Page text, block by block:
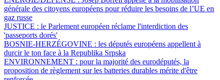
générale des citoyens européens pour réduire les besoins de l’UE en
gaz russe
JUSTICE : le Parlement européen réclame l'interdiction des
'passeports dorés'
BOSNIE-HERZÉGOVINE : les députés européens appellent à
durcir le ton face à la Republika Srpska
ENVIRONNEMENT : pour la majorité des eurodéputés, la
proposition de règlement sur les batteries durables mérite d'être